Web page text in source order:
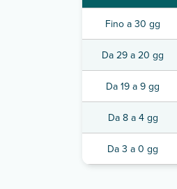
Fino a 30 gg
Da 29 a 20 gg
Da 19 a 9 gg
Da 8 a 4 gg
Da 3 a 0 gg